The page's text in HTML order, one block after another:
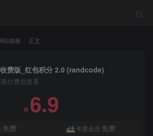
站模板 正文
费版_红包积分 2.0 (randcode)
付费后查看
R 6.9
免费 年度会员 免费